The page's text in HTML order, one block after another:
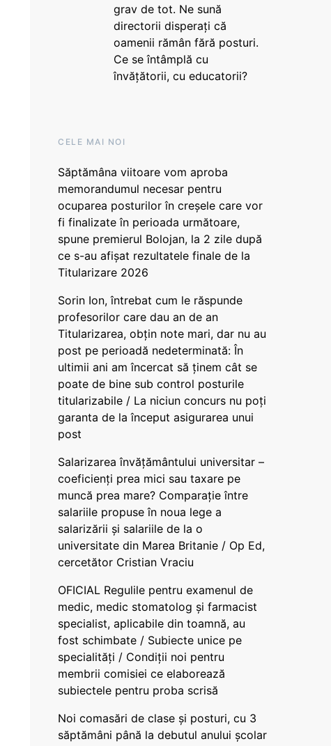
grav de tot. Ne sună
directorii disperați că
oamenii rămân fără posturi.
Ce se întâmplă cu
învățătorii, cu educatorii?
CELE MAI NOI
Săptămâna viitoare vom aproba
memorandumul necesar pentru
ocuparea posturilor în creșele care vor
fi finalizate în perioada următoare,
spune premierul Bolojan, la 2 zile după
ce s-au afișat rezultatele finale de la
Titularizare 2026
Sorin Ion, întrebat cum le răspunde
profesorilor care dau an de an
Titularizarea, obțin note mari, dar nu au
post pe perioadă nedeterminată: În
ultimii ani am încercat să ținem cât se
poate de bine sub control posturile
titularizabile / La niciun concurs nu poți
garanta de la început asigurarea unui
post
Salarizarea învățământului universitar –
coeficienți prea mici sau taxare pe
muncă prea mare? Comparație între
salariile propuse în noua lege a
salarizării și salariile de la o
universitate din Marea Britanie / Op Ed,
cercetător Cristian Vraciu
OFICIAL Regulile pentru examenul de
medic, medic stomatolog și farmacist
specialist, aplicabile din toamnă, au
fost schimbate / Subiecte unice pe
specialități / Condiții noi pentru
membrii comisiei ce elaborează
subiectele pentru proba scrisă
Noi comasări de clase și posturi, cu 3
săptămâni până la debutul anului școlar